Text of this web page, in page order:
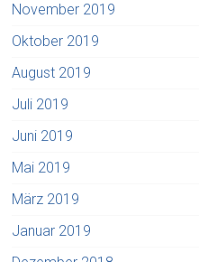
November 2019
Oktober 2019
August 2019
Juli 2019
Juni 2019
Mai 2019
März 2019
Januar 2019